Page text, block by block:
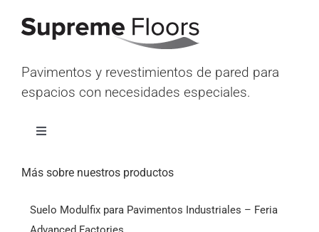
Pavimentos y revestimientos de pared para
espacios con necesidades especiales.
Alternar
Inicio
Productos
Más sobre nuestros productos
Suelo Modulfix para Pavimentos Industriales – Feria